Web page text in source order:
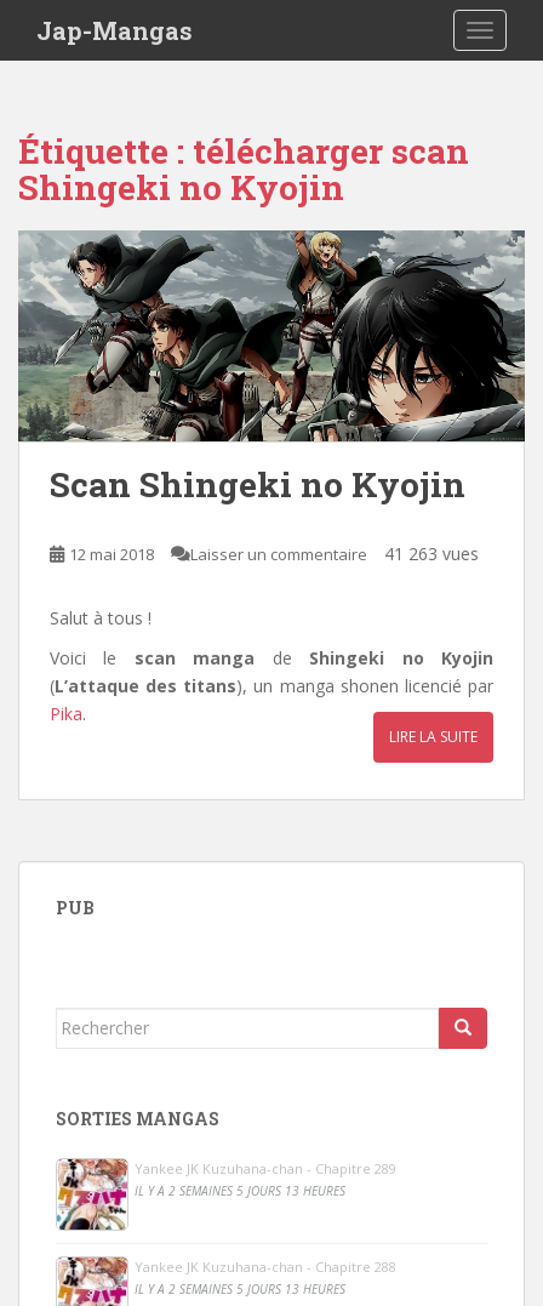
Jap-Mangas
Étiquette : télécharger scan
Shingeki no Kyojin
Scan Shingeki no Kyojin
12 mai 2018 Laisser un commentaire 41 263 vues
Salut à tous !
Voici le scan manga de Shingeki no Kyojin
(L’attaque des titans), un manga shonen licencié par
Pika.
LIRE LA SUITE
PUB
Rechercher...
SORTIES MANGAS
Yankee JK Kuzuhana-chan - Chapitre 289
IL Y A 2 SEMAINES 5 JOURS 13 HEURES
Yankee JK Kuzuhana-chan - Chapitre 288
IL Y A 2 SEMAINES 5 JOURS 13 HEURES